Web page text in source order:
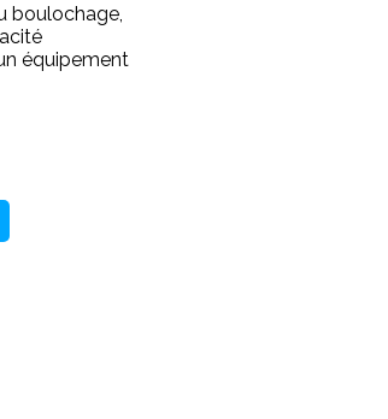
boulochage,
équipement